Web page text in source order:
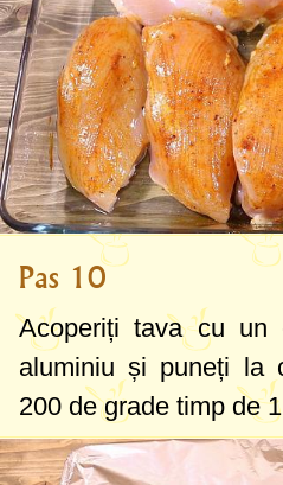
Pas 10
Acoperiți tava cu un
aluminiu și puneți la
200 de grade timp de